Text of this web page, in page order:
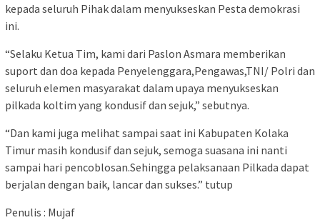
kepada seluruh Pihak dalam menyukseskan Pesta demokrasi
ini.
“Selaku Ketua Tim, kami dari Paslon Asmara memberikan
suport dan doa kepada Penyelenggara,Pengawas,TNI/ Polri dan
seluruh elemen masyarakat dalam upaya menyukseskan
pilkada koltim yang kondusif dan sejuk,” sebutnya.
“Dan kami juga melihat sampai saat ini Kabupaten Kolaka
Timur masih kondusif dan sejuk, semoga suasana ini nanti
sampai hari pencoblosan.Sehingga pelaksanaan Pilkada dapat
berjalan dengan baik, lancar dan sukses.” tutup
Penulis : Mujaf